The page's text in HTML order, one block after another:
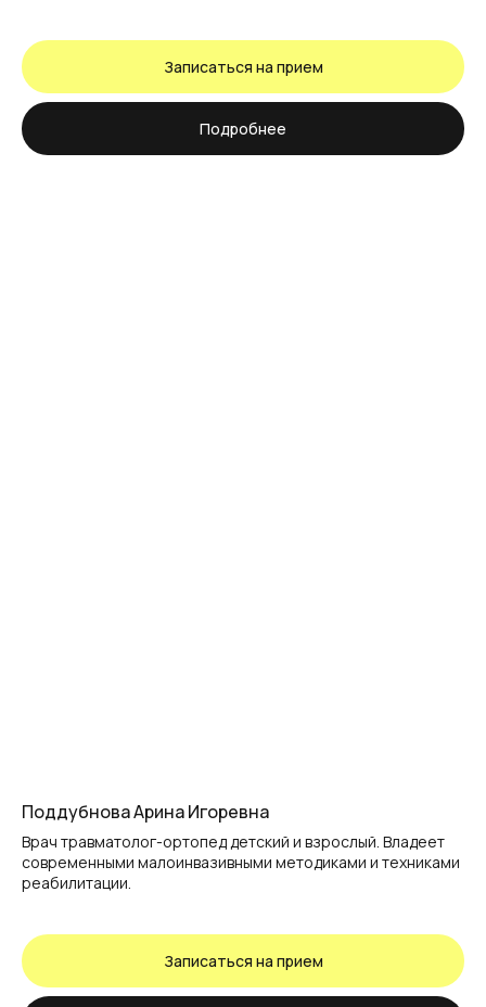
Записаться на прием
Подробнее
Поддубнова Арина Игоревна
Врач травматолог-ортопед детский и взрослый. Владеет
современными малоинвазивными методиками и техниками
реабилитации.
Записаться на прием